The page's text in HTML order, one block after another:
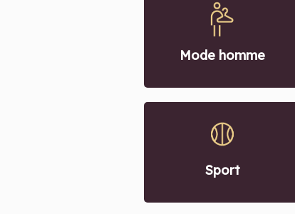
Mode homme
Sport